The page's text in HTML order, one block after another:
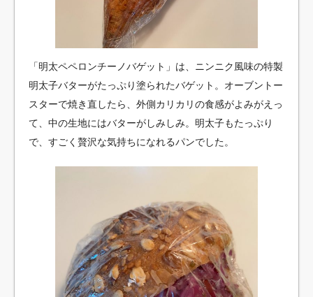
「明太ペペロンチーノバゲット」は、ニンニク風味の特製
明太子バターがたっぷり塗られたバゲット。オーブントー
スターで焼き直したら、外側カリカリの食感がよみがえっ
て、中の生地にはバターがしみしみ。明太子もたっぷり
で、すごく贅沢な気持ちになれるパンでした。